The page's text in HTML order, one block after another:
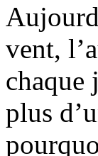
vent,
chaque
plus